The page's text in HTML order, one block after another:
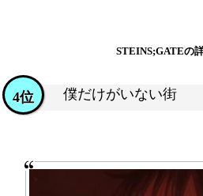
STEINS;GATEの
僕だけがいない街
4位